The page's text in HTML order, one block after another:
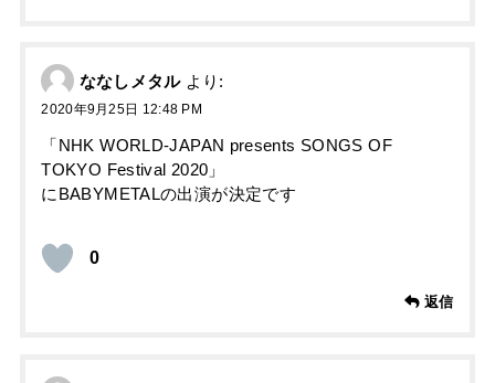
ななしメタル より:
2020年9月25日 12:48 PM
「NHK WORLD-JAPAN presents SONGS OF
TOKYO Festival 2020」
にBABYMETALの出演が決定です
0
返信